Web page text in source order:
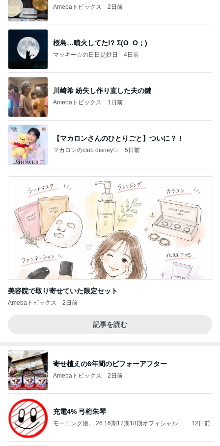
Amebaトピックス 2日前
桜島…噴火してた!? Σ(O_O；)
マッキー☆の日日是好日 4日前
川崎希 紛失し作り直した夫の鍵
Amebaトピックス 1日前
【マカロンさんのひとりごと】ついに？！
マカロンのclub disney♡ 5日前
美容院で取り寄せていた限定セット
Amebaトピックス 2日前
記事を読む
寄せ植えの6年間のビフォーアフター
Amebaトピックス 2日前
充電4% 弓桁朱琴
モーニング娘。’26 16期17期18期オフィシャルブ
12日前